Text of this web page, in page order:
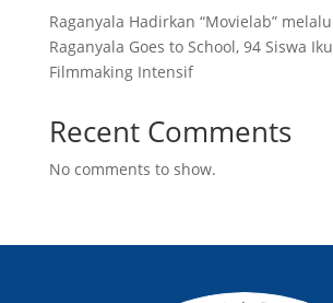
Raganyala Hadirkan “Movielab”
Raganyala Goes to School, 94 Siswa
Filmmaking Intensif
Recent Comments
No comments to show.